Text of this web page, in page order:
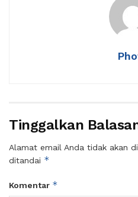
Tinggalkan
Alamat email Anda tidak akan
ditandai *
Komentar *